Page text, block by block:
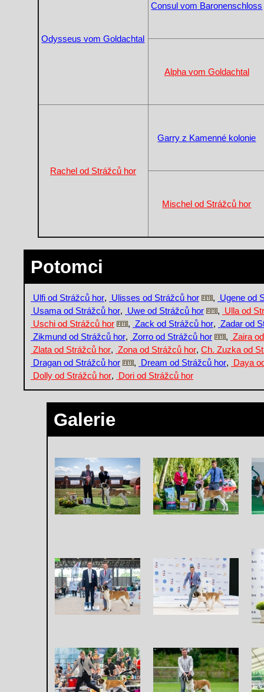
Odysseus vom Goldachtal
Consul vom Baronenschloss
Alpha vom Goldachtal
Rachel od Strážců hor
Garry z Kamenné kolonie
Mischel od Strážců hor
Potomci
Ulfi od Strážců hor, Ulisses od Strážců hor , Ugene od
Usama od Strážců hor, Uwe od Strážců hor , Ulla od
Uschi od Strážců hor
, Zack od Strážců hor, Zadar od
Zikmund od Strážců hor, Zorro od Strážců hor , Zaira
Zlata od Strážců hor, Zona od Strážců hor, Ch. Zuzka od
Dragan od Strážců hor
, Dream od Strážců hor, Daya
Dolly od Strážců hor, Dori od Strážců hor
Galerie